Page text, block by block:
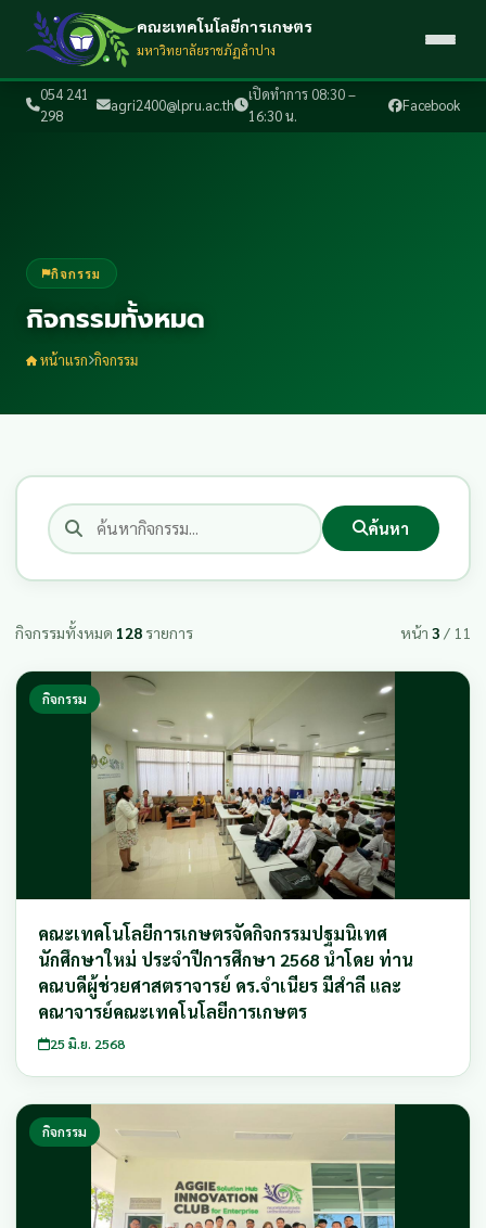
054 241
298
agri2400@lpru.ac.th
เปิดทำการ 08:30 –
16:30 น.
Facebook
คณะเทคโนโลยีการเกษตร
มหาวิทยาลัยราชภัฏลำปาง
กิจกรรม
กิจกรรมทั้งหมด
หน้าแรก กิจกรรม
ค้นหา
กิจกรรมทั้งหมด 128 รายการ หน้า 3 / 11
กิจกรรม
คณะเทคโนโลยีการเกษตรจัดกิจกรรมปฐมนิเทศ
นักศึกษาใหม่ ประจำปีการศึกษา 2568 นำโดย ท่าน
คณบดีผู้ช่วยศาสตราจารย์ ดร.จําเนียร มีสำลี และ
คณาจารย์คณะเทคโนโลยีการเกษตร
25 มิ.ย. 2568
กิจกรรม